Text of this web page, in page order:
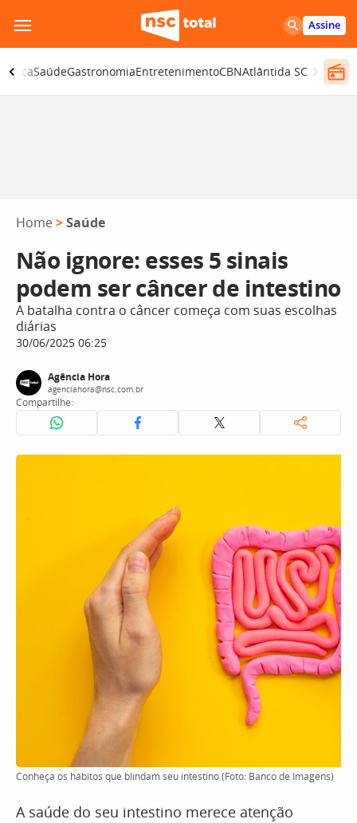
para
o
conteúdo
Assine
SaúdeGastronomiaEntretenimentoCBNAtlântida SC
Home >Saúde
Não ignore: esses 5 sinais
podem ser câncer de intestino
A batalha contra o câncer começa com suas escolhas
diárias
30/06/2025 06:25
Agência Hora
agenciahora@nsc.com.br
Compartilhe:
Conheça os hábitos que blindam seu intestino (Foto: Banco de Imagens)
A saúde do seu intestino merece atenção